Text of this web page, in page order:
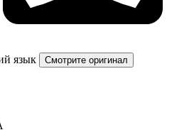
язык Смотрите оригинал